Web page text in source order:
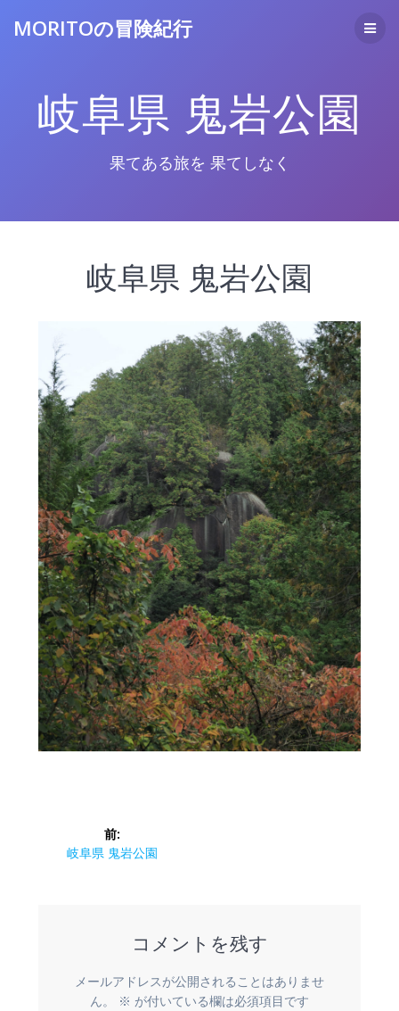
へ
ス
キ
ッ
プ
MORITOの冒険紀行
岐阜県 鬼岩公園
果てある旅を 果てしなく
岐阜県 鬼岩公園
前:
前
岐阜県 鬼岩公園
コメントを残す
メールアドレスが公開されることはありませ
ん。
※ が付いている欄は必須項目です